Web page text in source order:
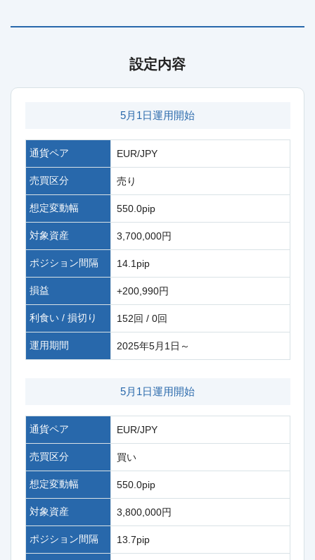
設定内容
5月1日運用開始
通貨ペア EUR/JPY
売買区分 売り
想定変動幅 550.0pip
対象資産 3,700,000円
ポジション間隔 14.1pip
損益 +200,990円
利食い / 損切り 152回 / 0回
運用期間 2025年5月1日～
5月1日運用開始
通貨ペア EUR/JPY
売買区分 買い
想定変動幅 550.0pip
対象資産 3,800,000円
ポジション間隔 13.7pip